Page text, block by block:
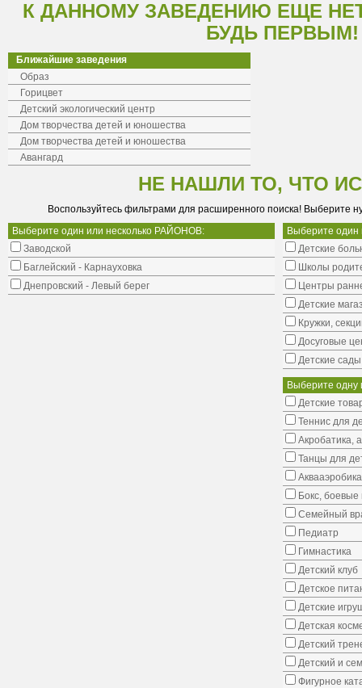
К ДАННОМУ ЗАВЕДЕНИЮ ЕЩЕ
БУДЬ ПЕРВЫМ!
Ближайшие заведения
Образ
Горицвет
Детский экологический центр
Дом творчества детей и юношества
Дом творчества детей и юношества
Авангард
НЕ НАШЛИ ТО, ЧТО
Воспользуйтесь фильтрами для расширенного поиска! Выберите
Выберите один или несколько РАЙОНОВ:
Заводской
Баглейский - Карнауховка
Днепровский - Левый берег
Выберите
Детские
Школы
Центры
Детские
Кружки,
Досуговые
Детские сады
Выберите одну
Детские
Теннис для
Акробатика,
Танцы для
Бокс, боевые
Семейный
Педиатр
Гимнастика
Детский клуб
Детское
Детские
Детская
Детский
Детский и
Фигурное